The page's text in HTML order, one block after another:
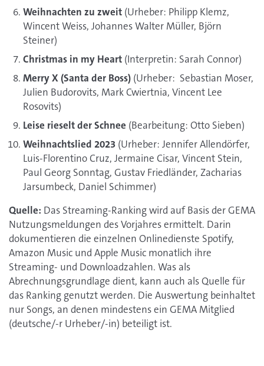
Weihnachten zu zweit (Urheber: Philipp Klemz,
Wincent Weiss, Johannes Walter Müller, Björn
Steiner)
Christmas in my Heart (Interpretin: Sarah Connor)
Merry X (Santa der Boss) (Urheber: Sebastian Moser,
Julien Budorovits, Mark Cwiertnia, Vincent Lee
Rosovits)
Leise rieselt der Schnee (Bearbeitung: Otto Sieben)
Weihnachtslied 2023 (Urheber: Jennifer Allendörfer,
Luis-Florentino Cruz, Jermaine Cisar, Vincent Stein,
Paul Georg Sonntag, Gustav Friedländer, Zacharias
Jarsumbeck, Daniel Schimmer)
Quelle: Das Streaming-Ranking wird auf Basis der GEMA
Nutzungsmeldungen des Vorjahres ermittelt. Darin
dokumentieren die einzelnen Onlinedienste Spotify,
Amazon Music und Apple Music monatlich ihre
Streaming- und Downloadzahlen. Was als
Abrechnungsgrundlage dient, kann auch als Quelle für
das Ranking genutzt werden. Die Auswertung beinhaltet
nur Songs, an denen mindestens ein GEMA Mitglied
(deutsche/-r Urheber/-in) beteiligt ist.